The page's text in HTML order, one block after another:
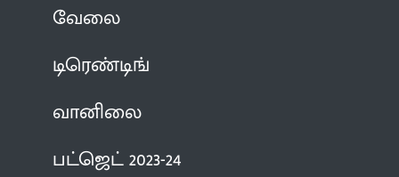
வேலை
டிரெண்டிங்
வானிலை
பட்ஜெட் 2023-24